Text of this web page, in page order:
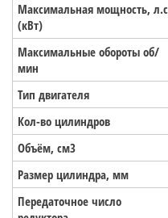
Максимальная мощность,
(кВт)
Максимальные обороты об/
мин
Тип двигателя
Кол-во цилиндров
Объём, см3
Размер цилиндра, мм
Передаточное число